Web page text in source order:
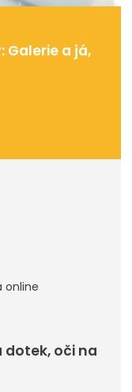
Galerie a já,
online
dotek, oči na